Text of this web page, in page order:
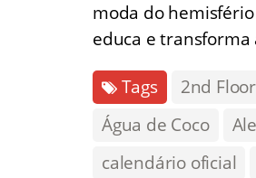
moda do
educa e
Tags 2nd Floor
Água de Coco
calendário oficial